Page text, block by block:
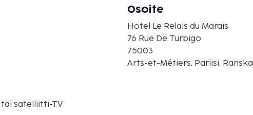
tai satelliitti-TV
Osoite
Hotel Le Relais du Marais
76 Rue De Turbigo
75003
Arts-et-Métiers, Pariisi, Ranska